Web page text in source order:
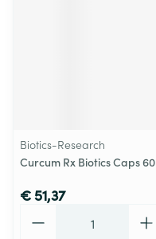
Biotics-Research
Curcum Rx Biotics Caps 60
€ 51,37